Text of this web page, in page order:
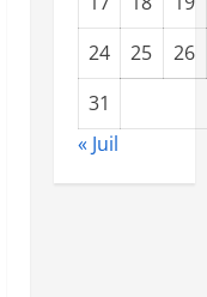
24
25
26
31
« Juil